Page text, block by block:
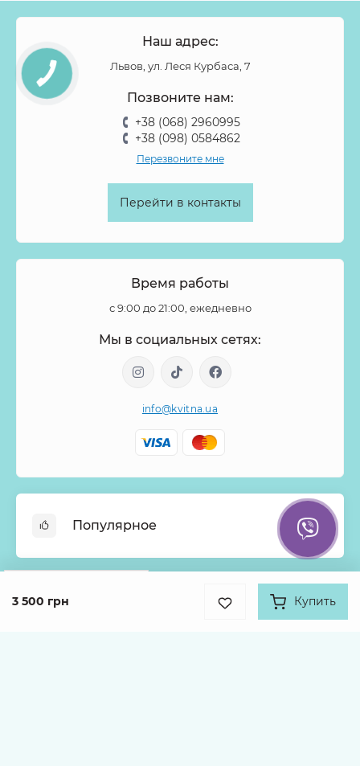
3 500 грн Купить
Наш адрес:
Львов, ул. Леся Курбаса, 7
Позвоните нам:
+38 (068) 2960995
+38 (098) 0584862
Перезвоните мне
Перейти в контакты
Время работы
с 9:00 до 21:00, ежедневно
Мы в социальных сетях:
info@kvitna.ua
Популярное
Онлайн-Витрина